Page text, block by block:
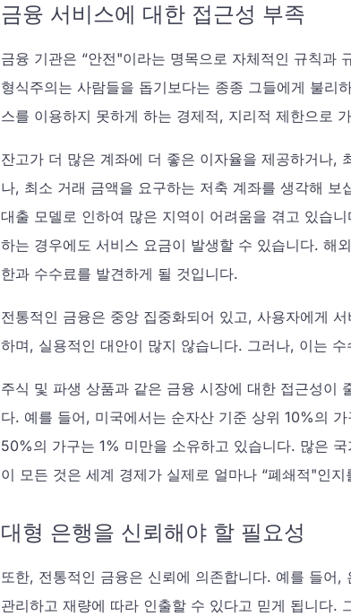
금융 서비스에 대한 접근성 부족
금융 기관은 “안전"이라는 명목으로 자체적인 규칙과
형식주의는 사람들을 돕기보다는 종종 그들에게 불리
스를 이용하지 못하게 하는 경제적, 지리적 제한으로
잔고가 더 많은 계좌에 더 좋은 이자율을 제공하거나,
나, 최소 거래 금액을 요구하는 저축 계좌를 생각해
대출 모델로 인하여 많은 지역이 어려움을 겪고 있습
하는 경우에도 서비스 요금이 발생할 수 있습니다. 해
한과 수수료를 발견하게 될 것입니다.
전통적인 금융은 중앙 집중화되어 있고, 사용자에게
하며, 실용적인 대안이 많지 않습니다. 그러나, 이는
주식 및 파생 상품과 같은 금융 시장에 대한 접근성이
다. 예를 들어, 미국에서는 순자산 기준 상위 10%의
50%의 가구는 1% 미만을 소유하고 있습니다. 많은
이 모든 것은 세계 경제가 실제로 얼마나 “폐쇄적"인지
대형 은행을 신뢰해야 할 필요성
또한, 전통적인 금융은 신뢰에 의존합니다. 예를 들어
관리하고 재량에 따라 인출할 수 있다고 믿게 됩니다.